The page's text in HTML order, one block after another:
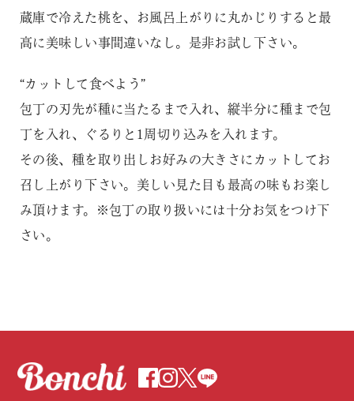
蔵庫で冷えた桃を、お風呂上がりに丸かじりすると最
高に美味しい事間違いなし。是非お試し下さい。
“カットして食べよう”
包丁の刃先が種に当たるまで入れ、縦半分に種まで包
丁を入れ、ぐるりと1周切り込みを入れます。
その後、種を取り出しお好みの大きさにカットしてお
召し上がり下さい。美しい見た目も最高の味もお楽し
み頂けます。※包丁の取り扱いには十分お気をつけ下
さい。